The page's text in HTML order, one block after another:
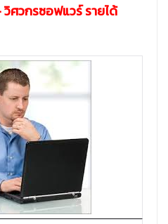
ศวกรซอฟแวร์ รายได้